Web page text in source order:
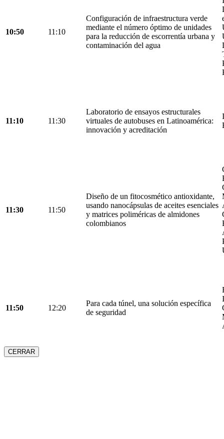
10:50 11:10
Configuración de infraestructura verde
mediante el número óptimo de unidades
para la reducción de escorrentía urbana y
contaminación del agua
11:10 11:30
Laboratorio de ensayos estructurales
virtuales de autobuses en Latinoamérica:
innovación y acreditación
11:30 11:50
Diseño de un fitocosmético antioxidante,
usando nanocápsulas de aceites esenciales
y matrices poliméricas de almidones
colombianos
11:50 12:20
Para cada túnel, una solución específica
de seguridad
CERRAR